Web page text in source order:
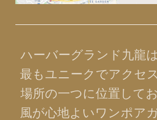
ハーバーグランド九龍
最もユニークでアクセ
場所の一つに位置して
風が心地よいワンポア